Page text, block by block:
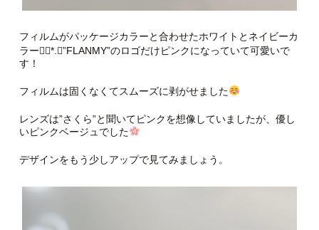
フィルムがパッケージカラーと合わせたホワイトとネイビーカ
ラー❁⃘*.ﾟ”FLANMY”のロゴだけピンクになっていて可愛いで
す！
フィルムは固くなくてスムーズに剥がせました
レンズは”さくら”と聞いてピンクを想像していましたが、優し
いピンクベージュでした
デザインをもう少しアップで見てみましょう。